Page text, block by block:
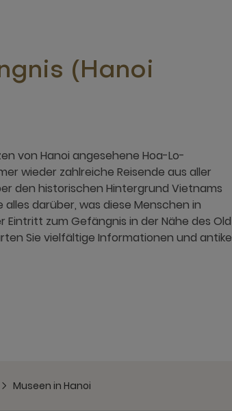
(Hanoi
von Hanoi angesehene Hoa-Lo-
wieder zahlreiche Reisende aus aller
den historischen Hintergrund Vietnams
darüber, was diese Menschen in
Eintritt zum Gefängnis in der Nähe des Old
Sie vielfältige Informationen und antike
Museen in Hanoi